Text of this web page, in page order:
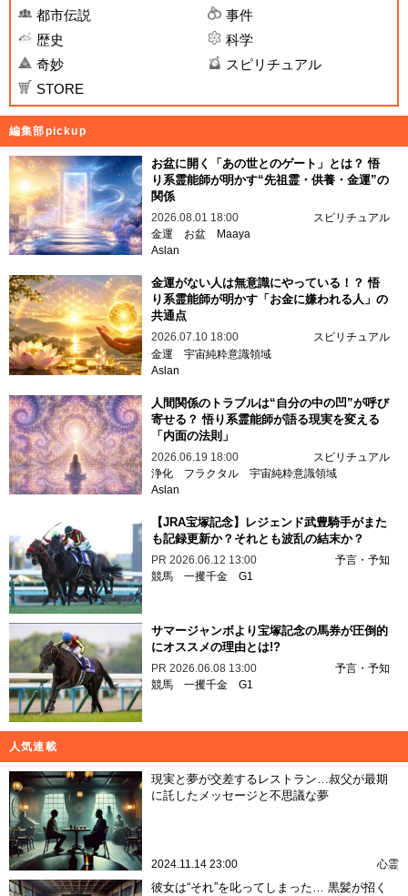
都市伝説
事件
歴史
科学
奇妙
スピリチュアル
STORE
編集部pickup
お盆に開く「あの世とのゲート」とは？ 悟
り系霊能師が明かす“先祖霊・供養・金運”の
関係
2026.08.01 18:00
スピリチュアル
金運
お盆
Maaya
Aslan
金運がない人は無意識にやっている！？ 悟
り系霊能師が明かす「お金に嫌われる人」の
共通点
2026.07.10 18:00
スピリチュアル
金運 宇宙純粋意識領域
Aslan
人間関係のトラブルは“自分の中の凹”が呼び
寄せる？ 悟り系霊能師が語る現実を変える
「内面の法則」
2026.06.19 18:00
スピリチュアル
浄化
フラクタル 宇宙純粋意識領域
Aslan
【JRA宝塚記念】レジェンド武豊騎手がまた
も記録更新か？それとも波乱の結末か？
PR 2026.06.12 13:00
予言・予知
競馬 一攫千金 G1
サマージャンボより宝塚記念の馬券が圧倒的
にオススメの理由とは!?
PR 2026.06.08 13:00
予言・予知
競馬 一攫千金 G1
人気連載
現実と夢が交差するレストラン…叔父が最期
に託したメッセージと不思議な夢
2024.11.14 23:00 心霊
彼女は“それ”を叱ってしまった… 黒髪が招く